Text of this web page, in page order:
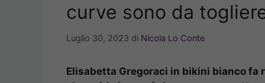
curve sono da
Luglio 30, 2023 di Nicola Lo Conte
Elisabetta Gregoraci in bikini bianco fa